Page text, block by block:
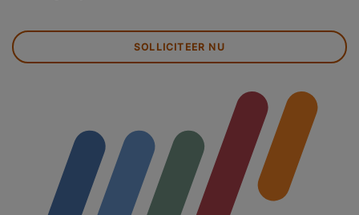
SOLLICITEER NU